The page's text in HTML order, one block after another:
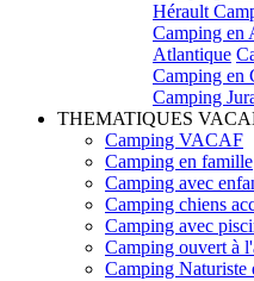
Hérault
Camping en
Atlantique
Camping en
Camping
THEMATIQUES
Camping VACAF
Camping en famille
Camping avec
Camping chiens
Camping avec
Camping ouvert à
Camping Naturiste